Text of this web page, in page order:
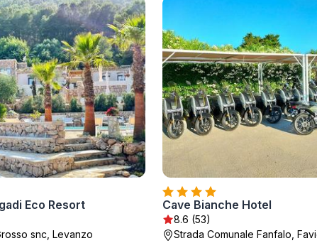
Eco Resort
snc, Levanzo
Cave Bianche Hotel
8.6 (53)
Strada Comunale Fanfalo,